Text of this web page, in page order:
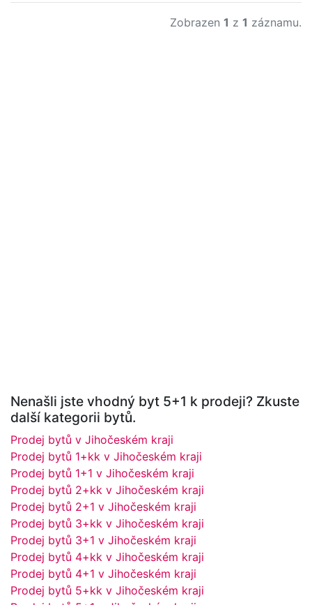
Zobrazen 1 z 1 záznamu.
Nenašli jste vhodný byt 5+1 k prodeji? Zkuste
další kategorii bytů.
Prodej bytů v Jihočeském kraji
Prodej bytů 1+kk v Jihočeském kraji
Prodej bytů 1+1 v Jihočeském kraji
Prodej bytů 2+kk v Jihočeském kraji
Prodej bytů 2+1 v Jihočeském kraji
Prodej bytů 3+kk v Jihočeském kraji
Prodej bytů 3+1 v Jihočeském kraji
Prodej bytů 4+kk v Jihočeském kraji
Prodej bytů 4+1 v Jihočeském kraji
Prodej bytů 5+kk v Jihočeském kraji